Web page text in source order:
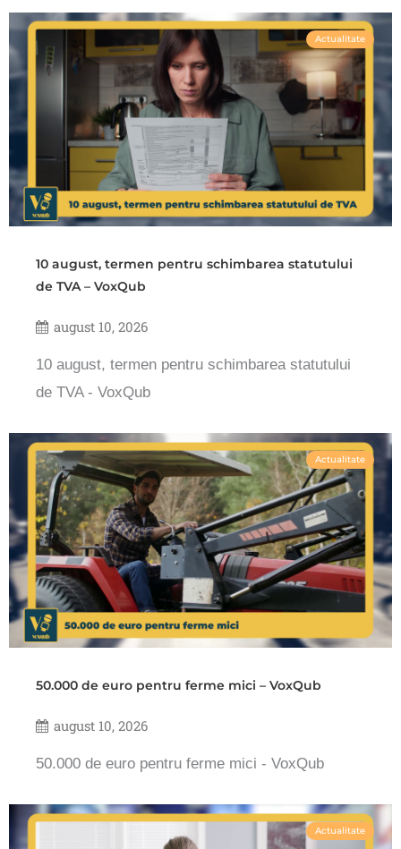
Actualitate
10 august, termen pentru schimbarea statutului
de TVA – VoxQub
august 10, 2026
10 august, termen pentru schimbarea statutului
de TVA - VoxQub
Actualitate
50.000 de euro pentru ferme mici – VoxQub
august 10, 2026
50.000 de euro pentru ferme mici - VoxQub
Actualitate